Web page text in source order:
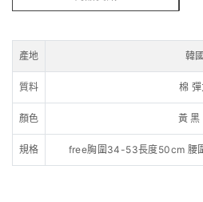
產地 韓國
質料 棉 彈
顏色 黃 黑
規格 free胸圍34-53長度50cm 腰